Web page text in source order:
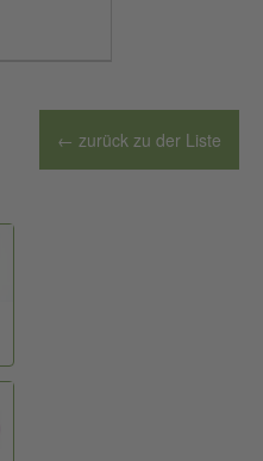
← zurück zu der Liste